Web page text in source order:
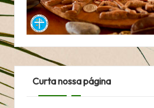
Curta nossa página